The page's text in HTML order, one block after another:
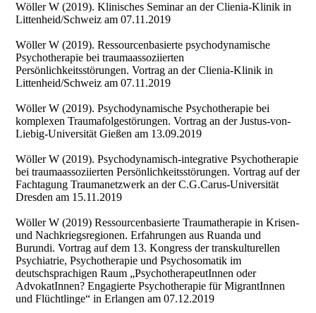
Wöller W (2019). Klinisches Seminar an der Clienia-Klinik in
Littenheid/Schweiz am 07.11.2019
Wöller W (2019). Ressourcenbasierte psychodynamische
Psychotherapie bei traumaassoziierten
Persönlichkeitsstörungen. Vortrag an der Clienia-Klinik in
Littenheid/Schweiz am 07.11.2019
Wöller W (2019). Psychodynamische Psychotherapie bei
komplexen Traumafolgestörungen. Vortrag an der Justus-von-
Liebig-Universität Gießen am 13.09.2019
Wöller W (2019). Psychodynamisch-integrative Psychotherapie
bei traumaassoziierten Persönlichkeitsstörungen. Vortrag auf der
Fachtagung Traumanetzwerk an der C.G.Carus-Universität
Dresden am 15.11.2019
Wöller W (2019) Ressourcenbasierte Traumatherapie in Krisen-
und Nachkriegsregionen. Erfahrungen aus Ruanda und
Burundi. Vortrag auf dem 13. Kongress der transkulturellen
Psychiatrie, Psychotherapie und Psychosomatik im
deutschsprachigen Raum „PsychotherapeutInnen oder
AdvokatInnen? Engagierte Psychotherapie für MigrantInnen
und Flüchtlinge“ in Erlangen am 07.12.2019